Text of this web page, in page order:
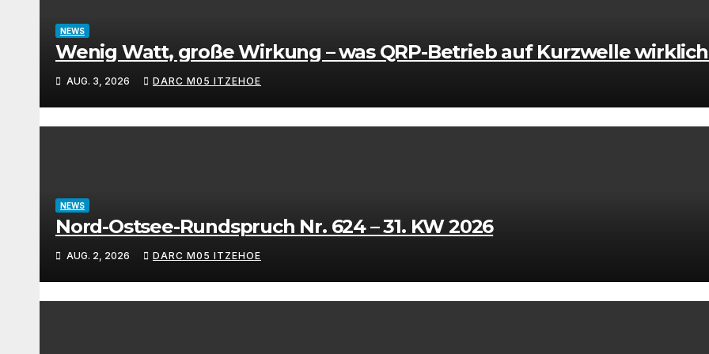
NEWS
Wenig Watt, große Wirkung – was QRP-Betrieb auf Kurzwelle
AUG. 3, 2026 DARC M05 ITZEHOE
NEWS
Nord-Ostsee-Rundspruch Nr. 624 – 31. KW 2026
AUG. 2, 2026 DARC M05 ITZEHOE